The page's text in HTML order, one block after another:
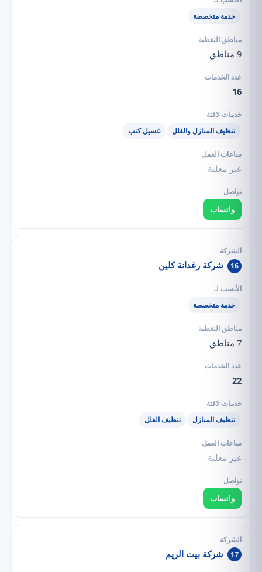
خدمة متخصصة
9 مناطق
16
تنظيف المنازل والفلل غسيل كنب
غير معلنة
واتساب
16 شركة رغدانة كلين
خدمة متخصصة
7 مناطق
22
تنظيف المنازل تنظيف الفلل
غير معلنة
واتساب
17 شركة بيت الريم